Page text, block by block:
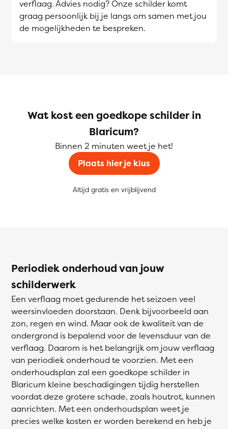
verflaag. Advies nodig? Onze schilder komt
graag persoonlijk bij je langs om samen met jou
de mogelijkheden te bespreken.
Wat kost een goedkope schilder in
Blaricum?
Binnen 2 minuten weet je het!
Plaats hier je klus
Altijd gratis en vrijblijvend
Periodiek onderhoud van jouw
schilderwerk
Een verflaag moet gedurende het seizoen veel
weersinvloeden doorstaan. Denk bijvoorbeeld aan
zon, regen en wind. Maar ook de kwaliteit van de
ondergrond is bepalend voor de levensduur van de
verflaag. Daarom is het belangrijk om jouw verflaag
van periodiek onderhoud te voorzien. Met een
onderhoudsplan zal een goedkope schilder in
Blaricum kleine beschadigingen tijdig herstellen
voordat deze grotere schade, zoals houtrot, kunnen
aanrichten. Met een onderhoudsplan weet je
precies welke kosten er worden berekend en heb je